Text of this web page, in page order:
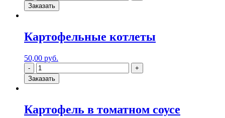
Заказать
Картофельные котлеты
50,00 руб.
Заказать
Картофель в томатном соусе